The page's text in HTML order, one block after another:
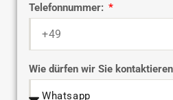
Telefonnummer:
Wie dürfen wir Sie